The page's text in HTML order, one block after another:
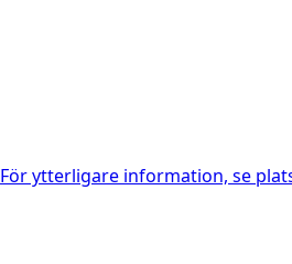
För ytterligare information, se